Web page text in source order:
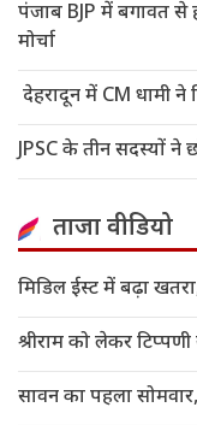
पंजाब BJP में बगावत से
मोर्चा
देहरादून में CM धामी ने
JPSC के तीन सदस्यों
ताजा वीडियो
मिडिल ईस्ट में बढ़ा
श्रीराम को लेकर
सावन का पहला